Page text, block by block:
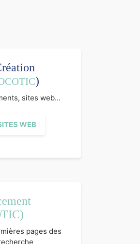
)
sites web...
WEB
pages des